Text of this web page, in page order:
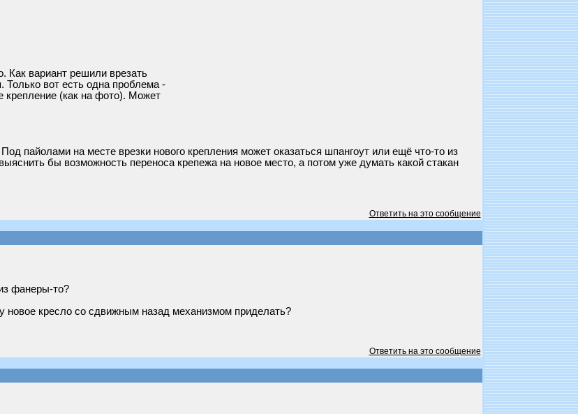
Как вариант решили врезать
вот есть одна проблема -
крепление (как на фото). Может
пайолами на месте врезки нового крепления может оказаться шпангоут или ещё что-то из
бы возможность переноса крепежа на новое место, а потом уже думать какой стакан
Ответить на это сообщение
фанеры-то?
кресло со сдвижным назад механизмом приделать?
Ответить на это сообщение